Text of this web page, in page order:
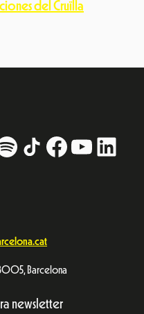
del Cruïlla
TikTokFacebook
Barcelona
newsletter